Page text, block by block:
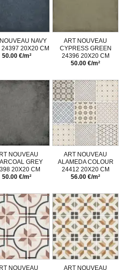
NAVY
24397 20X20 CM
50.00 €/m²
ART NOUVEAU
CYPRESS GREEN
24396 20X20 CM
50.00 €/m²
NOUVEAU
GREY
20X20 CM
50.00 €/m²
ART NOUVEAU
ALAMEDA COLOUR
24412 20X20 CM
56.00 €/m²
NOUVEAU ART NOUVEAU